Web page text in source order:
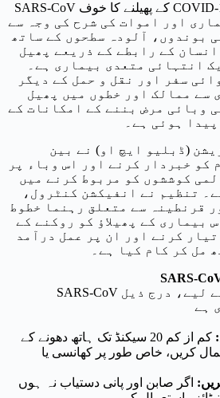
SARS-CoV کے پھیلنے کا خوف COVID-19 کی طرح اس کی اعلی
اور اموات کی شرح کی وجہ سے
بوندوں، آلودہ سطحوں کے ساتھ
کے رابطے کے ذریعے پھیل
انتہائی متعدی بیماری ہے۔
سفر اور نقل و حمل کے دیگر
سے ممالک اور خطوں میں پھیل
وبائی مرض بننے کے امکانات کے
ہوئی ہے۔
(ڈبلیو ایچ او) نے بین
کو خبردار کرنے اور اس وباء پر
کوششوں کو مربوط کرنے میں
تنظیم نے انفیکشن کنٹرول،
قرنطینہ سے متعلق رہنما خطوط
بیماری کے پھیلاؤ کو روکنے کے
کرنے اور ان پر عمل درآمد
مل کر کام کیا ہے۔
SARS-CoV کے پھیلاؤ کو روکنے کے لیے، درج ذیل
کم از کم 20 سیکنڈ تک ہاتھ دھونے کے
کریں، خاص طور پر کھانسی یا
اگر صابن اور پانی دستیاب نہ ہوں